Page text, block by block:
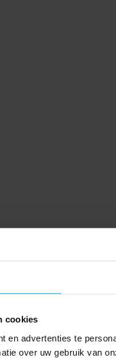
cookies
en advertenties te
over uw gebruik van